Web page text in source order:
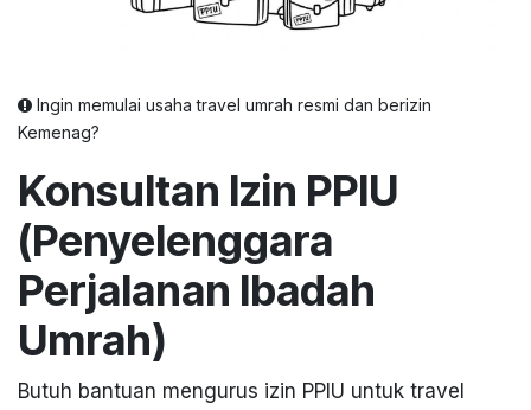
Ingin memulai usaha travel umrah resmi dan berizin
Kemenag?
Konsultan Izin PPIU
(Penyelenggara
Perjalanan Ibadah
Umrah)
Butuh bantuan mengurus izin PPIU untuk travel